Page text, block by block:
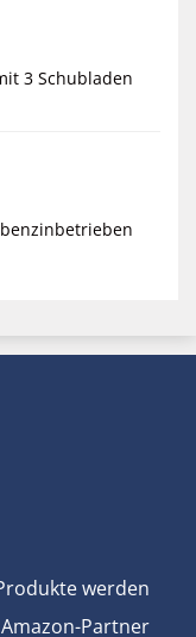
3 Schubladen
benzinbetrieben
werden
Partner